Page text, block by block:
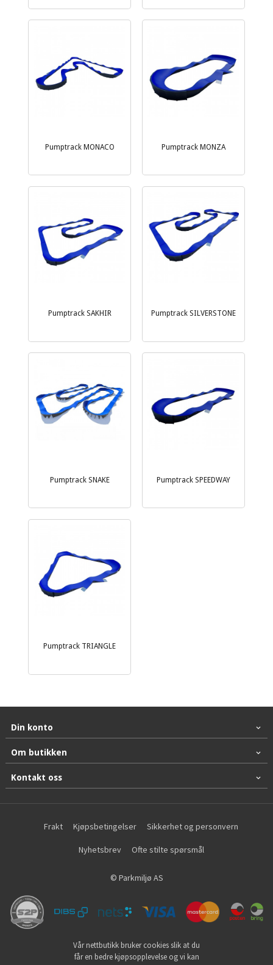
Pumptrack MONACO Pumptrack MONZA
Pumptrack SAKHIR Pumptrack SILVERSTONE
Pumptrack SNAKE Pumptrack SPEEDWAY
Pumptrack TRIANGLE
Din konto
Om butikken
Kontakt oss
Frakt Kjøpsbetingelser Sikkerhet og personvern
Nyhetsbrev Ofte stilte spørsmål
© Parkmiljø AS
Vår nettbutikk bruker cookies slik at du
får en bedre kjøpsopplevelse og vi kan